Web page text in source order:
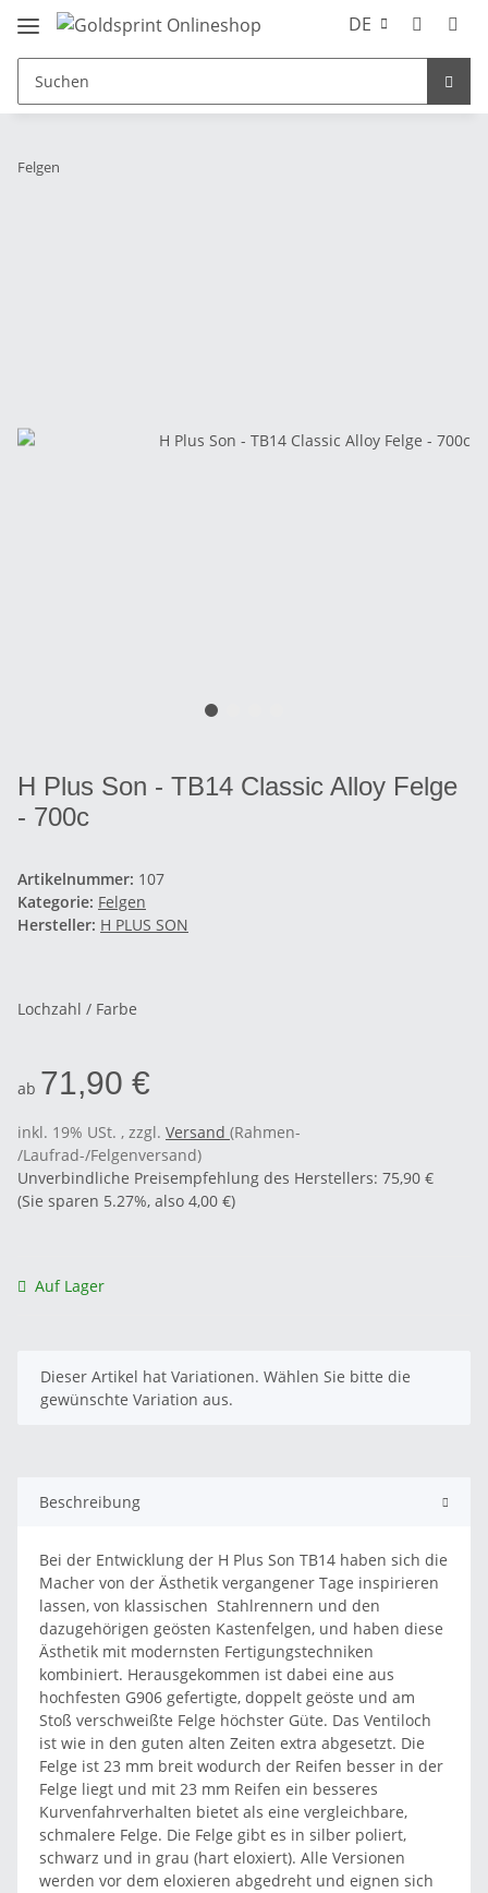
DE
Felgen
H Plus Son - TB14 Classic Alloy Felge
- 700c
Artikelnummer: 107
Kategorie: Felgen
Hersteller: H PLUS SON
Lochzahl / Farbe
ab 71,90 €
inkl. 19% USt. , zzgl. Versand (Rahmen-
/Laufrad-/Felgenversand)
Unverbindliche Preisempfehlung des Herstellers: 75,90 €
(Sie sparen 5.27%, also 4,00 €)
Auf Lager
x
Dieser Artikel hat Variationen. Wählen Sie bitte die
gewünschte Variation aus.
Beschreibung
Bei der Entwicklung der H Plus Son TB14 haben sich die
Macher von der Ästhetik vergangener Tage inspirieren
lassen, von klassischen Stahlrennern und den
dazugehörigen geösten Kastenfelgen, und haben diese
Ästhetik mit modernsten Fertigungstechniken
kombiniert. Herausgekommen ist dabei eine aus
hochfesten G906 gefertigte, doppelt geöste und am
Stoß verschweißte Felge höchster Güte. Das Ventiloch
ist wie in den guten alten Zeiten extra abgesetzt. Die
Felge ist 23 mm breit wodurch der Reifen besser in der
Felge liegt und mit 23 mm Reifen ein besseres
Kurvenfahrverhalten bietet als eine vergleichbare,
schmalere Felge. Die Felge gibt es in silber poliert,
schwarz und in grau (hart eloxiert). Alle Versionen
werden vor dem eloxieren abgedreht und eignen sich